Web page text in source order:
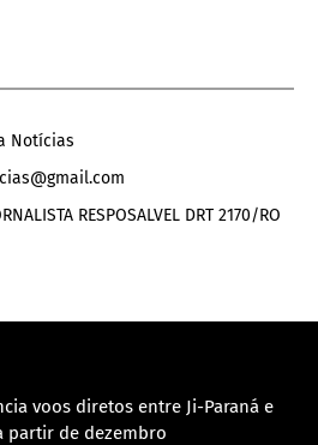
Notícias
RESPOSALVEL DRT 2170/RO
voos diretos entre Ji-Paraná e
partir de dezembro